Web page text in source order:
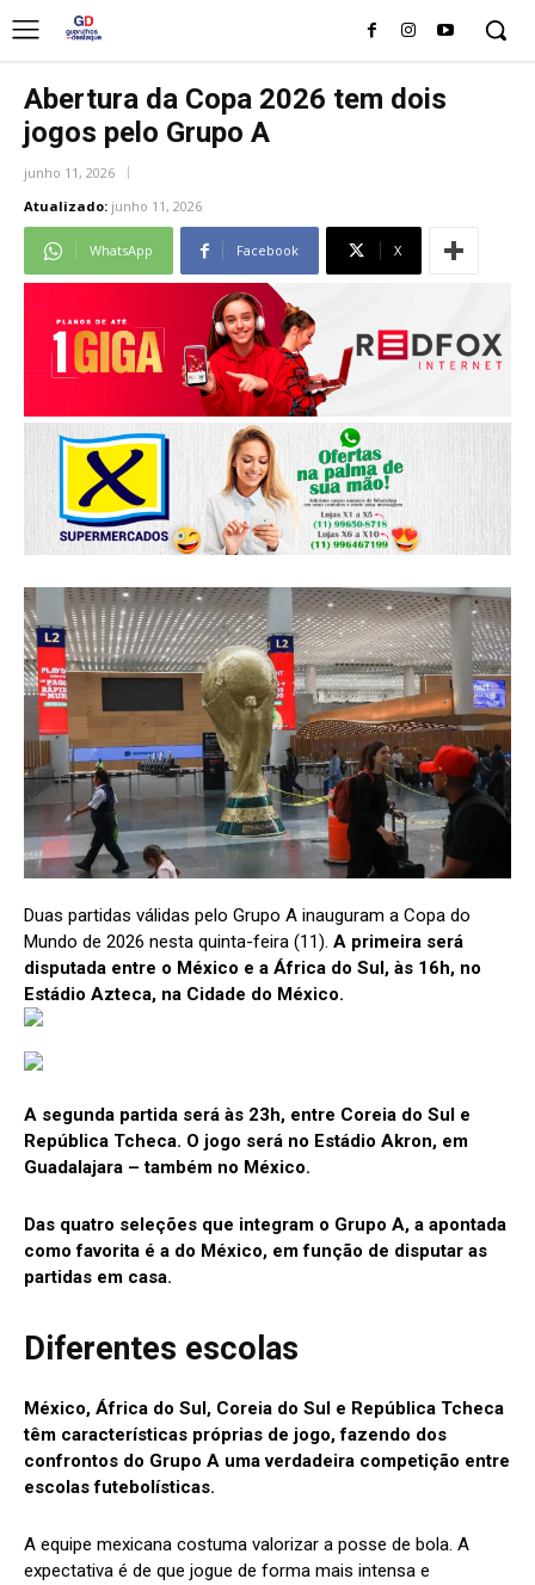
Abertura da Copa 2026 tem dois
jogos pelo Grupo A
junho 11, 2026
Atualizado: junho 11, 2026
WhatsApp Facebook X
Duas partidas válidas pelo Grupo A inauguram a Copa do
Mundo de 2026 nesta quinta-feira (11). A primeira será
disputada entre o México e a África do Sul, às 16h, no
Estádio Azteca, na Cidade do México.
A segunda partida será às 23h, entre Coreia do Sul e
República Tcheca. O jogo será no Estádio Akron, em
Guadalajara – também no México.
Das quatro seleções que integram o Grupo A, a apontada
como favorita é a do México, em função de disputar as
partidas em casa.
Diferentes escolas
México, África do Sul, Coreia do Sul e República Tcheca
têm características próprias de jogo, fazendo dos
confrontos do Grupo A uma verdadeira competição entre
escolas futebolísticas.
A equipe mexicana costuma valorizar a posse de bola. A
expectativa é de que jogue de forma mais intensa e